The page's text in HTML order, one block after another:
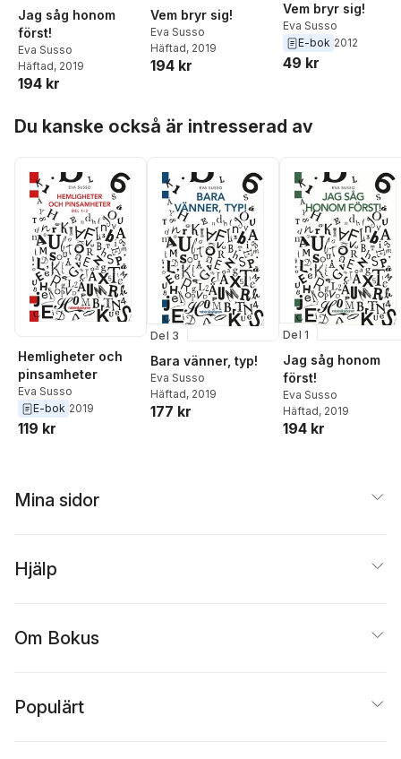
Jag såg honom
först!
Eva Susso
Häftad, 2019
194 kr
Vem bryr sig!
Eva Susso
Häftad, 2019
194 kr
Vem bryr sig!
Eva Susso
E-bok 2012
49 kr
Du kanske också är intresserad av
Hemligheter och
pinsamheter
Eva Susso
E-bok 2019
119 kr
Del 3
Bara vänner, typ!
Eva Susso
Häftad, 2019
177 kr
Del 1
Jag såg honom
först!
Eva Susso
Häftad, 2019
194 kr
Mina sidor
Hjälp
Om Bokus
Populärt